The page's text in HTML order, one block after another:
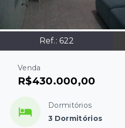
Ref.: 622
Venda
R$430.000,00
Dormitórios
3 Dormitórios